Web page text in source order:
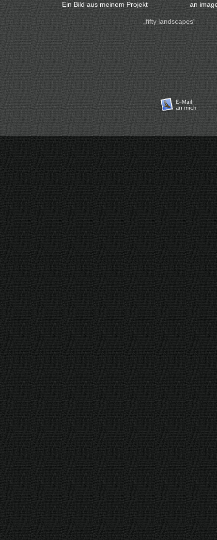
„fifty landscapes“
Ein Bild aus meinem Projekt an